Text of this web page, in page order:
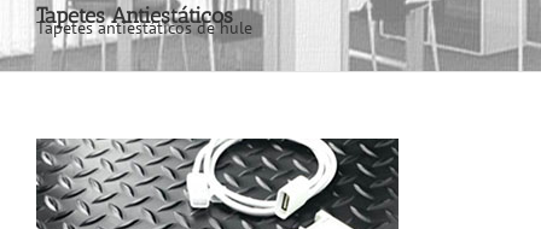
Tapetes Antiestáticos
Tapetes antiestáticos de hule